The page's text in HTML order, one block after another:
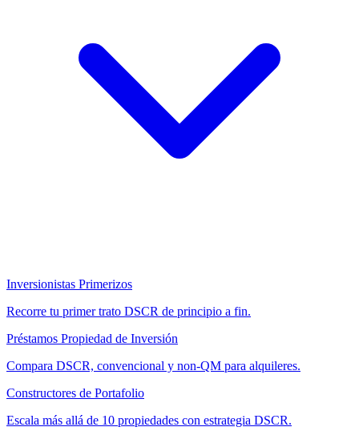
Inversionistas Primerizos
Recorre tu primer trato DSCR de principio a fin.
Préstamos Propiedad de Inversión
Compara DSCR, convencional y non-QM para alquileres.
Constructores de Portafolio
Escala más allá de 10 propiedades con estrategia DSCR.